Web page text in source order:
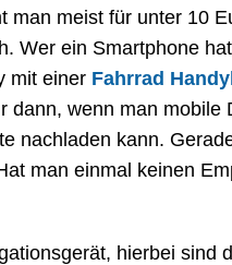
man meist für unter 10
Wer ein Smartphone
mit einer Fahrrad
dann, wenn man mobile
nachladen kann.
man einmal keinen
hierbei sind